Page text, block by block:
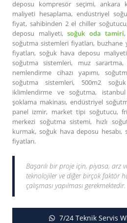
deposu kompresör seçimi, ankara
maliyeti hesaplama, endüstriyel
fiyat, sahibinden 2 el chiller
deposu maliyeti,soğuk oda tamiri
soğutma sistemleri fiyatları, buzhane
fiyatları, soğuk hava deposu
soğutma sistemleri, muz
nemlendirme cihazı yapımı,
soğutma sistemleri, 500m2
iklimlendirme ve soğutma,
şoklama makinası, endüstriyel
panel izmir, market tipi soğutucu,
merkezi soğutma sistemi, hızlı
kurmak, soğuk hava deposu
fiyatları.
Başarılı bir proje için, piyasa, arz
teknolojiler ve diğer birçok faktör
çalışması yapılması gerekmektedir.
7/24 Teknik Servis